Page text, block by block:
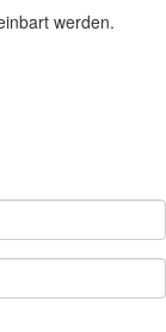
werden.